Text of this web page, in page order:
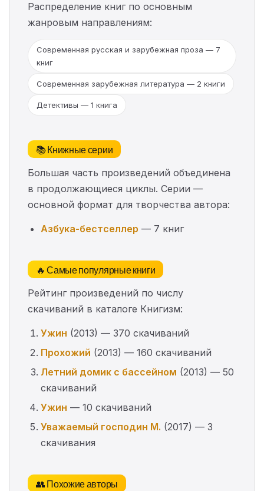
Распределение книг по основным
жанровым направлениям:
Современная русская и зарубежная проза — 7
книг
Современная зарубежная литература — 2 книги
Детективы — 1 книга
📚 Книжные серии
Большая часть произведений объединена
в продолжающиеся циклы. Серии —
основной формат для творчества автора:
Азбука-бестселлер — 7 книг
🔥 Самые популярные книги
Рейтинг произведений по числу
скачиваний в каталоге Книгизм:
Ужин (2013) — 370 скачиваний
Прохожий (2013) — 160 скачиваний
Летний домик с бассейном (2013) — 50
скачиваний
Ужин — 10 скачиваний
Уважаемый господин М. (2017) — 3
скачивания
👥 Похожие авторы